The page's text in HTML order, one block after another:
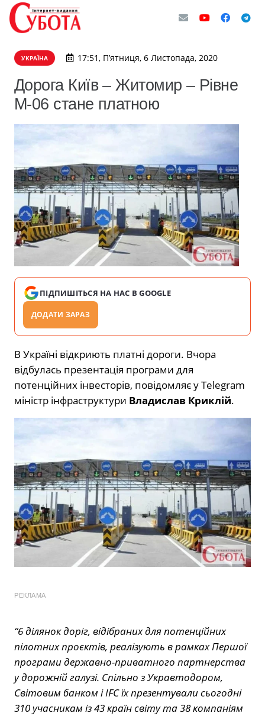
УКРАЇНА 17:51, П’ятниця, 6 Листопада, 2020
Дорога Київ – Житомир – Рівне
М-06 стане платною
ПІДПИШІТЬСЯ НА НАС В GOOGLE
ДОДАТИ ЗАРАЗ
В Україні відкриють платні дороги. Вчора
відбулась презентація програми для
потенційних інвесторів, повідомляє у Telegram
міністр інфраструктури Владислав Криклій.
РЕКЛАМА
“6 ділянок доріг, відібраних для потенційних
пілотних проєктів, реалізують в рамках Першої
програми державно-приватного партнерства
у дорожній галузі. Спільно з Укравтодором,
Світовим банком і IFC їх презентували сьогодні
310 учасникам із 43 країн світу та 38 компаніям